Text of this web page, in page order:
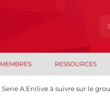
MEMBRES RESSOURCES
Serie A Enilive à suivre sur le